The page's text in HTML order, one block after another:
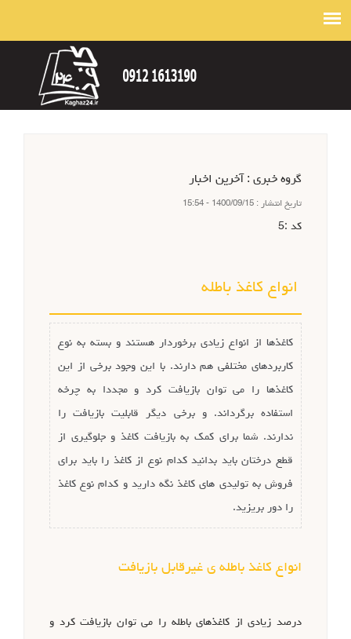
گروه خبري : آخرین اخبار
تاريخ انتشار : 1400/09/15 - 15:54
كد :5
انواع کاغذ باطله
کاغذها از انواع زیادی برخوردار هستند و بسته به نوع
کاربردهای مختلفی هم دارند. با این وجود برخی از این
کاغذها را می توان بازیافت کرد و مجددا به چرخه
استفاده برگرداند. و برخی دیگر قابلیت بازیافت را
ندارند. شما برای کمک به بازیافت کاغذ و جلوگیری از
قطع درختان باید بدانید کدام نوع از کاغذ را باید برای
فروش به تولیدی های کاغذ نگه دارید و کدام نوع کاغذ
را دور بریزید.
انواع کاغذ باطله ی غیرقابل بازیافت
درصد زیادی از کاغذهای باطله را می توان بازیافت کرد و